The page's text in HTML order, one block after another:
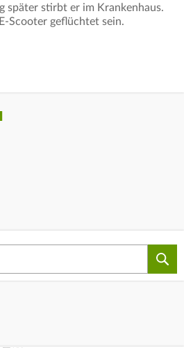
später stirbt er im Krankenhaus.
Scooter geflüchtet sein.